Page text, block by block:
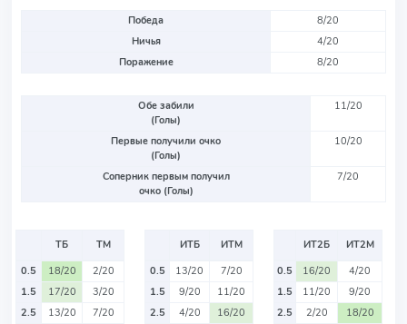
Победа
8/20
Ничья
4/20
Поражение
8/20
Обе забили
(Голы)
11/20
Первые получили очко
(Голы)
10/20
Соперник первым получил
очко (Голы)
7/20
ТБ
ТМ
0.5
18/20
2/20
1.5
17/20
3/20
2.5
13/20
7/20
ИТБ
ИТМ
0.5
13/20
7/20
1.5
9/20
11/20
2.5
4/20
16/20
ИТ2Б
ИТ2М
0.5
16/20
4/20
1.5
11/20
9/20
2.5
2/20
18/20